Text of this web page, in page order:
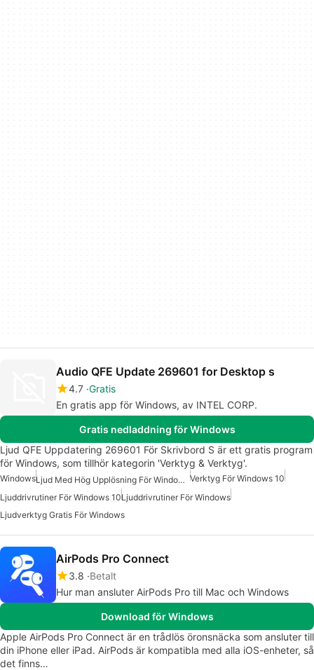
Audio QFE Update 269601 for Desktop s
4.7 Gratis
En gratis app för Windows, av INTEL CORP.
Gratis nedladdning för Windows
Ljud QFE Uppdatering 269601 För Skrivbord S är ett gratis program
för Windows, som tillhör kategorin 'Verktyg & Verktyg'.
Windows Ljud Med Hög Upplösning För Windows 10 Verktyg För Windows 10
Ljuddrivrutiner För Windows 10Ljuddrivrutiner För Windows
Ljudverktyg Gratis För Windows
AirPods Pro Connect
3.8 Betalt
Hur man ansluter AirPods Pro till Mac och Windows
Download för Windows
Apple AirPods Pro Connect är en trådlös öronsnäcka som ansluter till
din iPhone eller iPad. AirPods är kompatibla med alla iOS-enheter, så
det finns…